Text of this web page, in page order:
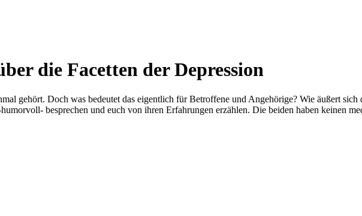
die Facetten der Depression
gehört. Doch was bedeutet das eigentlich für Betroffene und Angehörige? Wie äußert sich
besprechen und euch von ihren Erfahrungen erzählen. Die beiden haben keinen